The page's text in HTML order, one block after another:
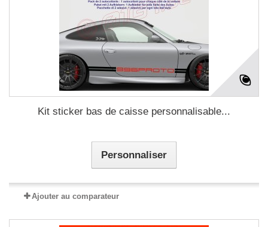
Kit sticker bas de caisse personnalisable...
Personnaliser
Ajouter au comparateur